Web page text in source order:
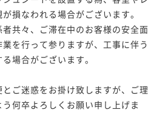
損なわれる場合がございます。
共々、ご滞在中のお客様の安全面
を行って参りますが、工事に伴う
場合がございます。
ご迷惑をお掛け致しますが、ご理
何卒よろしくお願い申し上げま